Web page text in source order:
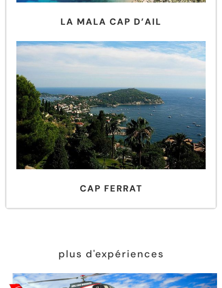
LA MALA CAP D’AIL
CAP FERRAT
plus d'expériences